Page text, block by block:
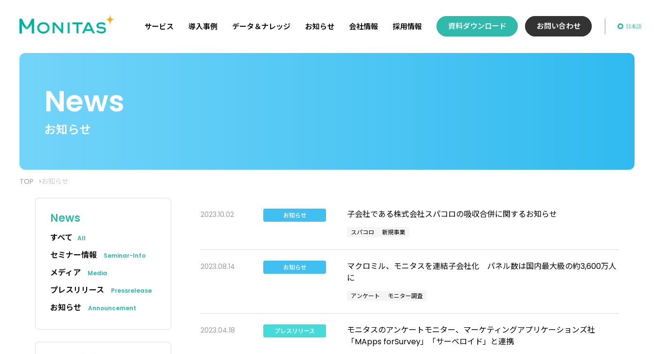
サービス 導入事例 データ＆ナレッジ お知らせ 会社情報 採用情報 資料ダウンロード お問い合わせ
News
お知らせ
TOP お知らせ
News
すべて All
セミナー情報 Seminar-Info
メディア Media
プレスリリース Pressrelease
お知らせ Announcement
2023.10.02 お知らせ 子会社である株式会社スパコロの吸収合併に関するお知らせ
スパコロ 新規事業
2023.08.14 お知らせ
マクロミル、モニタスを連結子会社化 パネル数は国内最大級の約3,600万人
に
アンケート モニター調査
2023.04.18 プレスリリース
モニタスのアンケートモニター、マーケティングアプリケーションズ社
「MApps forSurvey」「サーベロイド」と連携
日本語